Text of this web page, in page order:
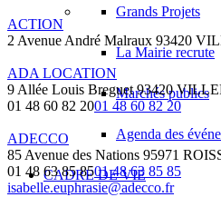
Grands Projets
La Mairie recrute
Marchés publics
Agenda des
CADRE DE VIE
ACTION
2 Avenue André Malraux 93420
ADA LOCATION
9 Allée Louis Breguet 93420
01 48 60 82 2001 48 60 82 20
ADECCO
85 Avenue des Nations 95971
01 48 63 85 8501 48 63 85 85
isabelle.euphrasie@adecco.fr